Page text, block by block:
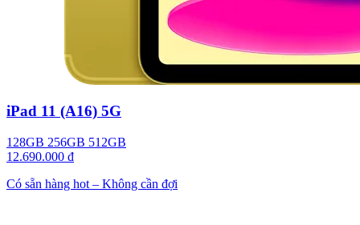
iPad 11 (A16) 5G
128GB 256GB 512GB
12.690.000 đ
Có sẵn hàng hot – Không cần đợi